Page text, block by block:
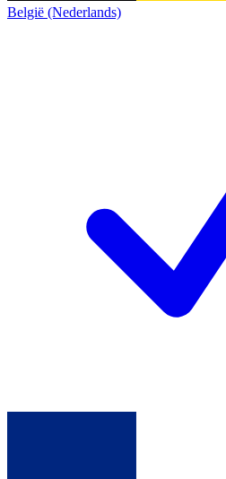
België (Nederlands)